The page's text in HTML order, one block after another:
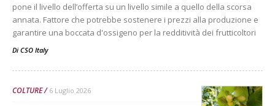
pone il livello dell’offerta su un livello simile a quello della scorsa
annata. Fattore che potrebbe sostenere i prezzi alla produzione e
garantire una boccata d'ossigeno per la redditività dei frutticoltori
Di CSO Italy
COLTURE 6 Luglio 2026